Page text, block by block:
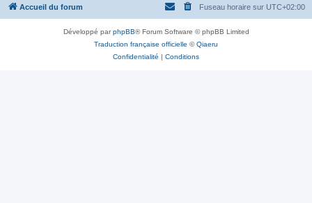
Accueil du forum Fuseau horaire sur UTC+02:00
Développé parphpBB® Forum Software © phpBB Limited
Traduction française officielle ©Qiaeru
Confidentialité | Conditions